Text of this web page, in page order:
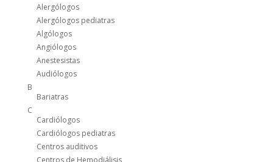
Alergólogos
Alergólogos pediatras
Algólogos
Angiólogos
Anestesistas
Audiólogos
B
Bariatras
C
Cardiólogos
Cardiólogos pediatras
Centros auditivos